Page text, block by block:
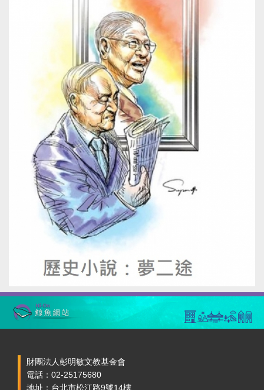
財團法人彭明敏文教基金會
電話：02-25175680
地址：台北市松江路9號14樓